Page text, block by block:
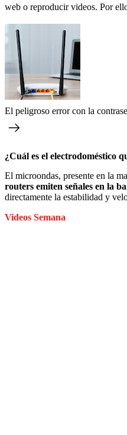
web o reproducir videos. Por
El peligroso error con la
¿Cuál es el electrodoméstico
El microondas, presente en la
routers emiten señales en la
directamente la estabilidad y
Videos Semana